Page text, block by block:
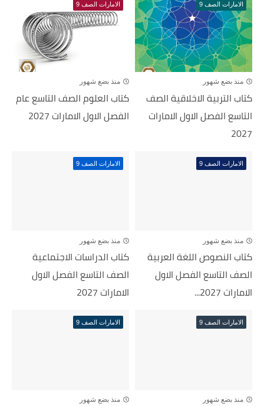
الامارات الصف 9
منذ بضع شهور
كتاب التربية الاخلاقية الصف
التاسع الفصل الاول الامارات
2027
الامارات الصف 9
منذ بضع شهور
كتاب العلوم الصف التاسع عام
الفصل الاول الامارات 2027
الامارات الصف 9
منذ بضع شهور
كتاب النصوص اللغة العربية
الصف التاسع الفصل الاول
الامارات 2027...
الامارات الصف 9
منذ بضع شهور
كتاب الدراسات الاجتماعية
الصف التاسع الفصل الاول
الامارات 2027
الامارات الصف 9
منذ بضع شهور
الامارات الصف 9
منذ بضع شهور